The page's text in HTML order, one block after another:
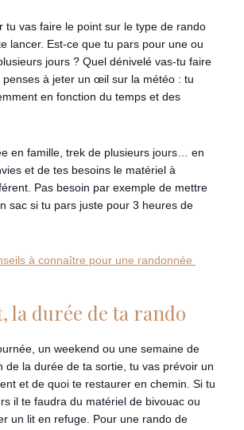
tu vas faire le point sur le type de rando
lancer. Est-ce que tu pars pour une ou
jours ? Quel dénivelé vas-tu faire
penses à jeter un œil sur la météo : tu
en fonction du temps et des
en famille, trek de plusieurs jours… en
et de tes besoins le matériel à
Pas besoin par exemple de mettre
sac si tu pars juste pour 3 heures de
à connaître pour une randonnée
la durée de ta rando
un weekend ou une semaine de
de la durée de ta sortie, tu vas prévoir un
et de quoi te restaurer en chemin. Si tu
il te faudra du matériel de bivouac ou
un lit en refuge. Pour une rando de